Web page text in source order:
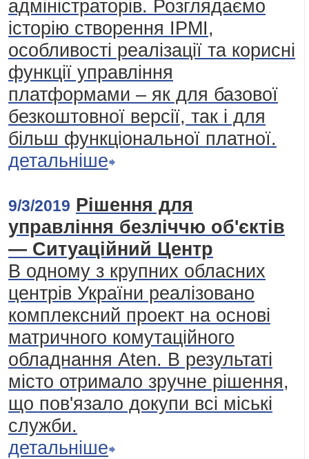
адміністраторів. Розглядаємо
історію створення IPMI,
особливості реалізації та корисні
функції управління
платформами – як для базової
безкоштовної версії, так і для
більш функціональної платної.
детальніше
9/3/2019 Рішення для
управління безліччю об'єктів
— Ситуаційний Центр
В одному з крупних обласних
центрів України реалізовано
комплексний проект на основі
матричного комутаційного
обладнання Aten. В результаті
місто отримало зручне рішення,
що пов'язало докупи всі міські
служби.
детальніше